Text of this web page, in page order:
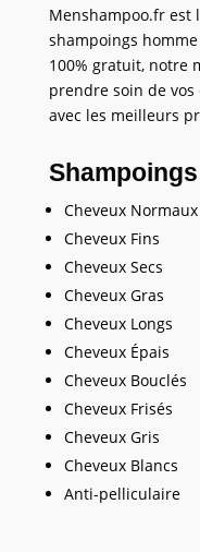
Menshampoo.fr est
shampoings
100% gratuit, notre
prendre soin de vos
avec les meilleurs
Shampoings
Cheveux Normaux
Cheveux Fins
Cheveux Secs
Cheveux Gras
Cheveux Longs
Cheveux Épais
Cheveux Bouclés
Cheveux Frisés
Cheveux Gris
Cheveux Blancs
Anti-pelliculaire